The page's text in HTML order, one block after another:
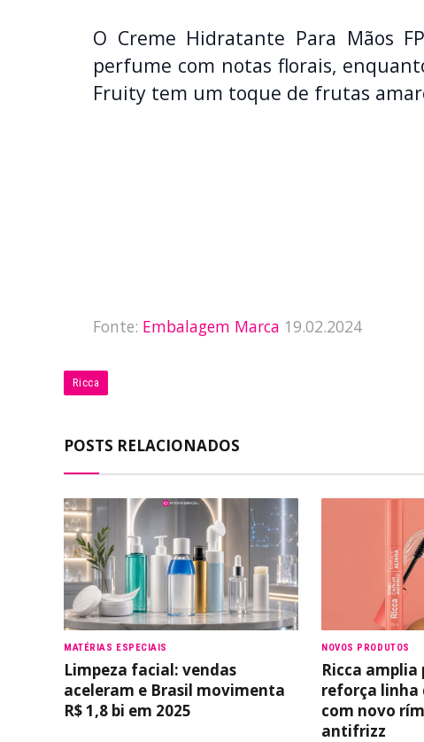
O Creme Hidratante Para Mãos
perfume com notas florais,
Fruity tem um toque de frutas
Fonte: Embalagem Marca 19.02.2024
Ricca
POSTS RELACIONADOS
MATÉRIAS ESPECIAIS
Limpeza facial: vendas
aceleram e Brasil movimenta
R$ 1,8 bi em 2025
NOVOS PRODUTOS
Ricca
reforça linha
com novo
antifrizz